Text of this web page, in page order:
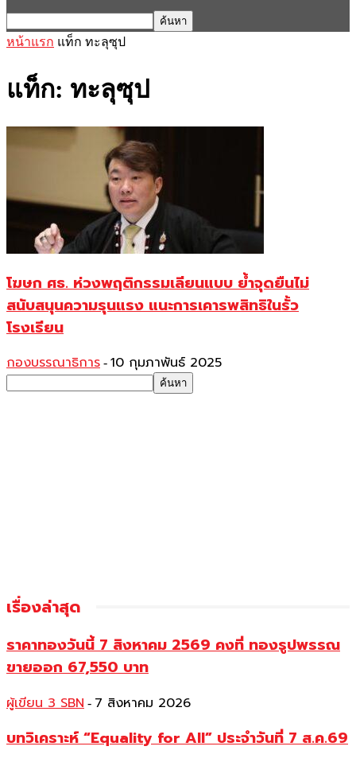
หน้าแรก แท็ก ทะลุซุป
แท็ก: ทะลุซุป
โฆษก ศธ. ห่วงพฤติกรรมเลียนแบบ ย้ำจุดยืนไม่
สนับสนุนความรุนแรง แนะการเคารพสิทธิในรั้ว
โรงเรียน
กองบรรณาธิการ - 10 กุมภาพันธ์ 2025
เรื่องล่าสุด
ราคาทองวันนี้ 7 สิงหาคม 2569 คงที่ ทองรูปพรรณ
ขายออก 67,550 บาท
ผู้เขียน 3 SBN - 7 สิงหาคม 2026
บทวิเคราะห์ “Equality for All” ประจำวันที่ 7 ส.ค.69